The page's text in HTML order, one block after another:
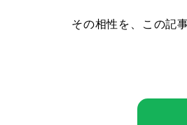
その相性を、この記